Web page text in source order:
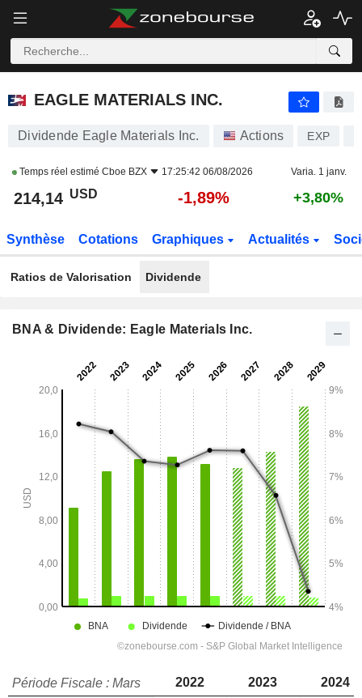
EAGLE MATERIALS INC.
EAGLE MATERIALS INC.
Dividende Eagle Materials Inc. Actions EXP
Temps réel estimé Cboe BZX 17:25:42 06/08/2026 Varia. 1 janv.
214,14 USD -1,89% +3,80%
Synthèse Cotations Graphiques Actualités
Ratios de Valorisation Dividende
BNA & Dividende: Eagle Materials Inc.
Période Fiscale : Mars 2022 2023
2024